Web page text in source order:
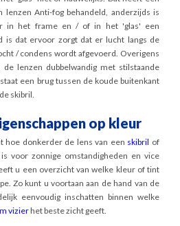
lenzen Anti-fog behandeld, anderzijds is
in het frame en / of in het 'glas' een
is dat ervoor zorgt dat er lucht langs de
/ condens wordt afgevoerd. Overigens
lenzen dubbelwandig met stilstaande
een brug tussen de koude buitenkant
skibril.
op kleur
hoe donkerder de lens van een skibril of
voor zonnige omstandigheden en vice
u een overzicht van welke kleur of tint
Zo kunt u voortaan aan de hand van de
eenvoudig inschatten binnen welke
vizierhet beste zicht geeft.